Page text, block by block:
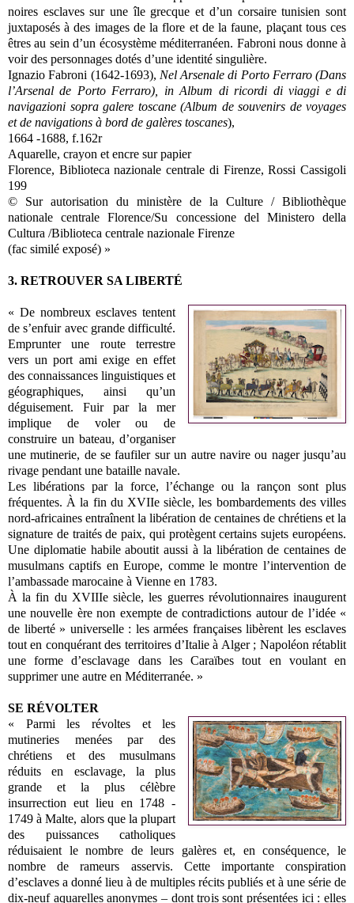
noires esclaves sur une île grecque et d’un corsaire tunisien sont
juxtaposés à des images de la flore et de la faune, plaçant tous ces
êtres au sein d’un écosystème méditerranéen. Fabroni nous donne à
voir des personnages dotés d’une identité singulière.
Ignazio Fabroni (1642-1693), Nel Arsenale di Porto Ferraro (Dans
l’Arsenal de Porto Ferraro), in Album di ricordi di viaggi e di
navigazioni sopra galere toscane (Album de souvenirs de voyages
et de navigations à bord de galères toscanes),
1664 -1688, f.162r
Aquarelle, crayon et encre sur papier
Florence, Biblioteca nazionale centrale di Firenze, Rossi Cassigoli
199
© Sur autorisation du ministère de la Culture / Bibliothèque
nationale centrale Florence/Su concessione del Ministero della
Cultura /Biblioteca centrale nazionale Firenze
(fac similé exposé) »
3. RETROUVER SA LIBERTÉ
« De nombreux esclaves tentent
de s’enfuir avec grande difficulté.
Emprunter une route terrestre
vers un port ami exige en effet
des connaissances linguistiques et
géographiques, ainsi qu’un
déguisement. Fuir par la mer
implique de voler ou de
construire un bateau, d’organiser
une mutinerie, de se faufiler sur un autre navire ou nager jusqu’au
rivage pendant une bataille navale.
Les libérations par la force, l’échange ou la rançon sont plus
fréquentes. À la fin du XVIIe siècle, les bombardements des villes
nord-africaines entraînent la libération de centaines de chrétiens et la
signature de traités de paix, qui protègent certains sujets européens.
Une diplomatie habile aboutit aussi à la libération de centaines de
musulmans captifs en Europe, comme le montre l’intervention de
l’ambassade marocaine à Vienne en 1783.
À la fin du XVIIIe siècle, les guerres révolutionnaires inaugurent
une nouvelle ère non exempte de contradictions autour de l’idée «
de liberté » universelle : les armées françaises libèrent les esclaves
tout en conquérant des territoires d’Italie à Alger ; Napoléon rétablit
une forme d’esclavage dans les Caraïbes tout en voulant en
supprimer une autre en Méditerranée. »
SE RÉVOLTER
« Parmi les révoltes et les
mutineries menées par des
chrétiens et des musulmans
réduits en esclavage, la plus
grande et la plus célèbre
insurrection eut lieu en 1748 -
1749 à Malte, alors que la plupart
des puissances catholiques
réduisaient le nombre de leurs galères et, en conséquence, le
nombre de rameurs asservis. Cette importante conspiration
d’esclaves a donné lieu à de multiples récits publiés et à une série de
dix-neuf aquarelles anonymes – dont trois sont présentées ici : elles